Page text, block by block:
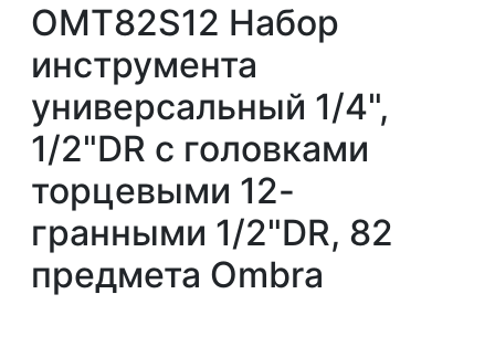
OMT82S12 Набор
инструмента
универсальный 1/4",
1/2"DR с головками
торцевыми 12-
гранными 1/2"DR, 82
предмета Ombra